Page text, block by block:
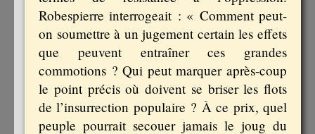
Robespierre interrogeait : « Comment peut-
on soumettre à un jugement certain les effets
que peuvent entraîner ces grandes
commotions ? Qui peut marquer après-coup
le point précis où doivent se briser les flots
de l’insurrection populaire ? À ce prix, quel
peuple pourrait secouer jamais le joug du